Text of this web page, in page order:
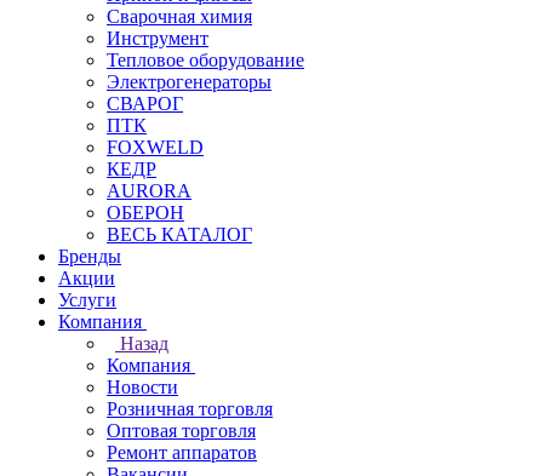
Сварочная химия
Инструмент
Тепловое оборудование
Электрогенераторы
СВАРОГ
ПТК
FOXWELD
КЕДР
AURORA
ОБЕРОН
ВЕСЬ КАТАЛОГ
Бренды
Акции
Услуги
Компания
Назад
Компания
Новости
Розничная торговля
Оптовая торговля
Ремонт аппаратов